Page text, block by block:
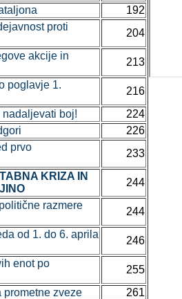
192
proti
204
akcije in
213
poglavje 1.
216
boj!
224
226
prvo
233
KRIZA IN
244
razmere
244
od 1. do 6. aprila
246
enot po
255
zveze
261